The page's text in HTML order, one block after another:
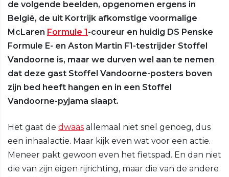
de volgende beelden, opgenomen ergens in
België, de uit Kortrijk afkomstige voormalige
McLaren Formule 1-coureur en huidig DS Penske
Formule E- en Aston Martin F1-testrijder Stoffel
Vandoorne is, maar we durven wel aan te nemen
dat deze gast Stoffel Vandoorne-posters boven
zijn bed heeft hangen en in een Stoffel
Vandoorne-pyjama slaapt.
Het gaat de dwaas allemaal niet snel genoeg, dus
een inhaalactie. Maar kijk even wat voor een actie.
Meneer pakt gewoon even het fietspad. En dan niet
die van zijn eigen rijrichting, maar die van de andere